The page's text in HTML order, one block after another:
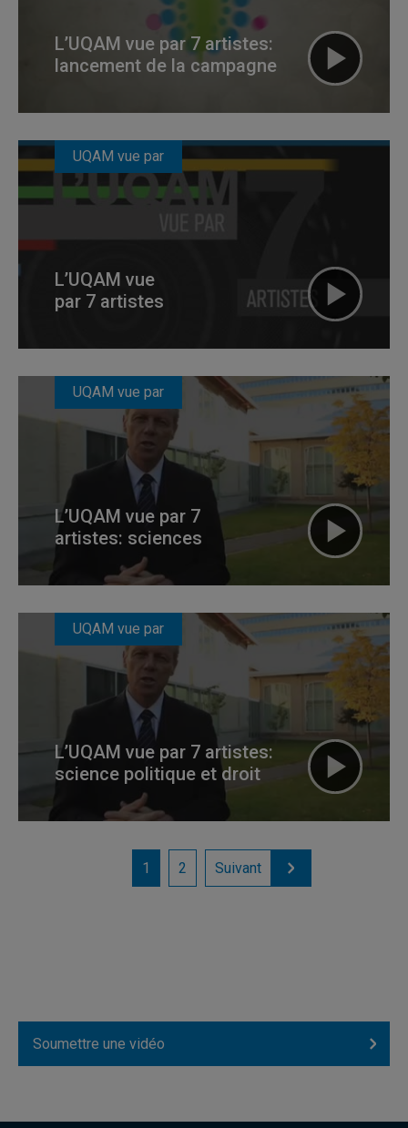
L’UQAM vue par 7 artistes:
lancement de la campagne
UQAM vue par
L’UQAM vue
par 7 artistes
UQAM vue par
L’UQAM vue par 7
artistes: sciences
UQAM vue par
L’UQAM vue par 7 artistes:
science politique et droit
1 2 Suivant
Soumettre une vidéo